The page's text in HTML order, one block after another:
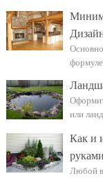
или
Как и
руками
Любой